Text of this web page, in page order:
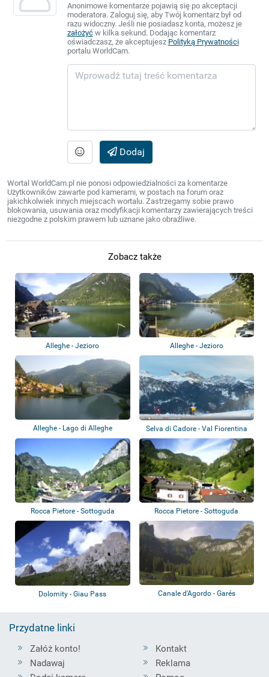
Anonimowe komentarze pojawią się po akceptacji
moderatora. Zaloguj się, aby Twój komentarz był od
razu widoczny. Jeśli nie posiadasz konta, możesz je
założyćw kilka sekund. Dodając komentarz
oświadczasz, że akceptujesz Polityką Prywatności
portalu WorldCam.
Dodaj
Wortal WorldCam.pl nie ponosi odpowiedzialności za komentarze
Użytkowników zawarte pod kamerami, w postach na forum oraz
jakichkolwiek innych miejscach wortalu. Zastrzegamy sobie prawo
blokowania, usuwania oraz modyfikacji komentarzy zawierających treści
niezgodne z polskim prawem lub uznane jako obraźliwe.
Zobacz także
Alleghe - Jezioro Alleghe - Jezioro
Alleghe - Lago di Alleghe Selva di Cadore - Val Fiorentina
Rocca Pietore - Sottoguda Rocca Pietore - Sottoguda
Dolomity - Giau Pass Canale d'Agordo - Garés
Przydatne linki
Załóż konto!
Nadawaj
Kontakt
Reklama